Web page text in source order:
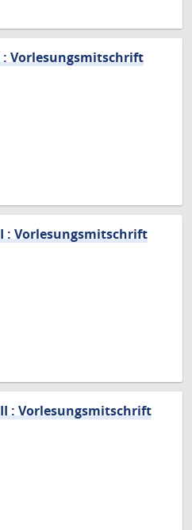
Vorlesungsmitschrift
: Vorlesungsmitschrift
: Vorlesungsmitschrift